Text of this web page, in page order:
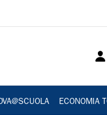
ECONOMIA